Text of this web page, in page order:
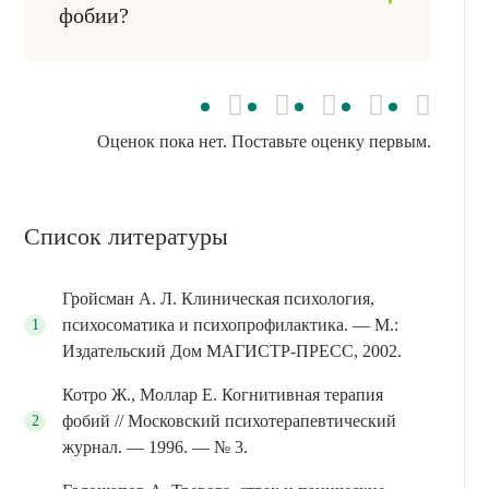
ситуации. Резкое погружение без
фобии?
выраженности тревоги, степени
избегания и наличия сопутствующих
сеансами. Точный план составляют после
Оценок пока нет. Поставьте оценку первым.
Список литературы
Гройсман А. Л. Клиническая психология,
психосоматика и психопрофилактика. — М.:
Издательский Дом МАГИСТР-ПРЕСС, 2002.
Котро Ж., Моллар Е. Когнитивная терапия
фобий // Московский психотерапевтический
журнал. — 1996. — № 3.